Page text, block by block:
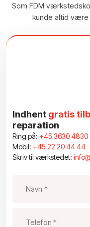
Som FDM
kunde altid være
Indhent gratis
reparation
Ring på: +45 3630 4830
Mobil: +45 22 20 44 44
Skriv til værkstedet: